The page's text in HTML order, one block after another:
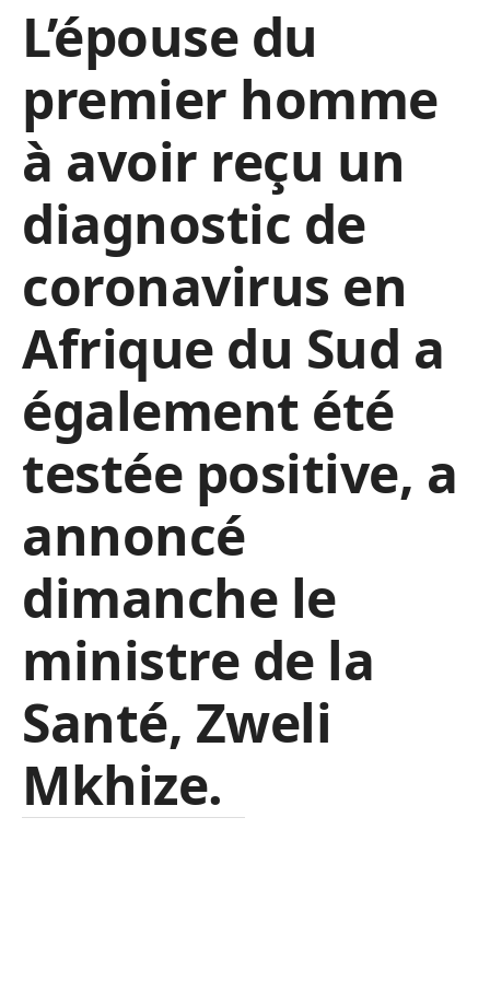
L’épouse du
premier homme
à avoir reçu un
diagnostic de
coronavirus en
Afrique du Sud a
également été
testée positive, a
annoncé
dimanche le
ministre de la
Santé, Zweli
Mkhize.